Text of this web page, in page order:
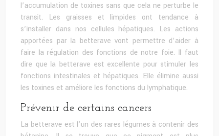
l’accumulation de toxines sans que cela ne perturbe le
transit. Les graisses et limpides ont tendance à
s’installer dans nos cellules hépatiques. Les actions
apportées par la betterave vont permettre d’aider à
faire la régulation des fonctions de notre foie. Il faut
dire que la betterave est excellente pour stimuler les
fonctions intestinales et hépatiques. Elle élimine aussi
les toxines et améliore les fonctions du lymphatique.
Prévenir de certains cancers
La betterave est l’un des rares légumes à contenir des